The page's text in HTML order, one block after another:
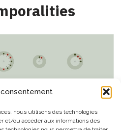
nous utilisons des technologies
et/ou accéder aux informations des